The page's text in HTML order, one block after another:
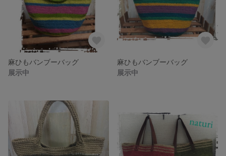
麻ひもバンブーバッグ
展示中
麻ひもバンブーバッグ
展示中